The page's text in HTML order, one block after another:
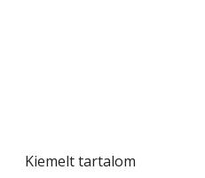
Kiemelt tartalom